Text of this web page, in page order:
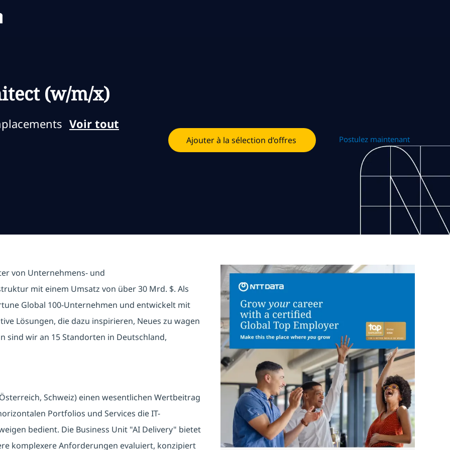
(w/m/x)
Voir tout
Ajouter à la sélection d’offres Postulez maintenant
von Unternehmens- und
mit einem Umsatz von über 30 Mrd. $. Als
Global 100-Unternehmen und entwickelt mit
Lösungen, die dazu inspirieren, Neues zu wagen
sind wir an 15 Standorten in Deutschland,
Schweiz) einen wesentlichen Wertbeitrag
Portfolios und Services die IT-
bedient. Die Business Unit "AI Delivery" bietet
komplexere Anforderungen evaluiert, konzipiert